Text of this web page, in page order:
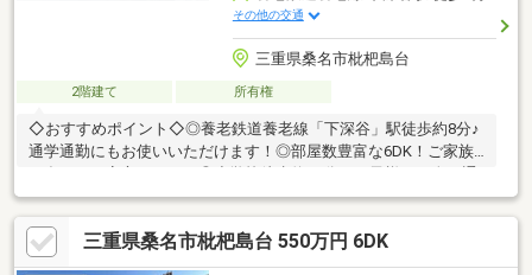
その他の交通
三重県桑名市枇杷島台
2階建て 所有権
◇おすすめポイント◇◎養老鉄道養老線「下深谷」駅徒歩約8分♪
通学通勤にもお使いいただけます！◎部屋数豊富な6DK！ご家族
うにも安心ですね♪◇周辺環境◇車での移動が便利なエリア♪・イ
オンモール桑名店：徒歩約49分（約3900ｍ）・業務スーパー大山
田店：徒歩約44分（約3500ｍ）・ファミリーマート西汰上店：徒
歩約23分（約1800ｍ）・ウエルシア桑名東方店：徒歩約42分（約
三重県桑名市枇杷島台 550万円 6DK